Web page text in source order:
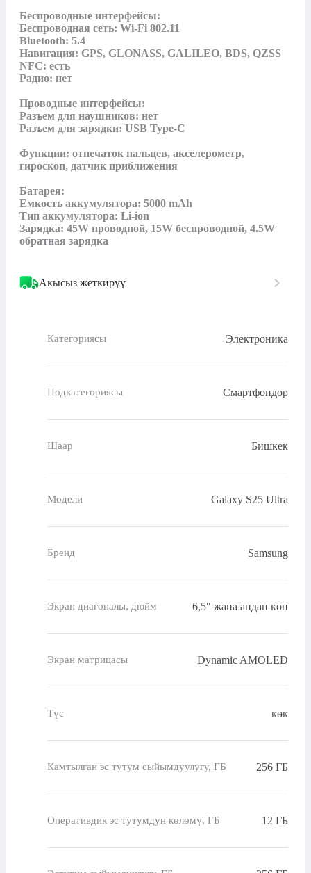
Беспроводные интерфейсы:
Беспроводная сеть: Wi-Fi 802.11
Bluetooth: 5.4
Навигация: GPS, GLONASS, GALILEO, BDS, QZSS
NFC: есть
Радио: нет
Проводные интерфейсы:
Разъем для наушников: нет
Разъем для зарядки: USB Type-C
Функции: отпечаток пальцев, акселерометр,
гироскоп, датчик приближения
Батарея:
Емкость аккумулятора: 5000 mAh
Тип аккумулятора: Li-ion
Зарядка: 45W проводной, 15W беспроводной, 4.5W
обратная зарядка
Акысыз жеткирүү
Категориясы Электроника
Подкатегориясы Смартфондор
Шаар Бишкек
Модели Galaxy S25 Ultra
Бренд Samsung
Экран диагоналы, дюйм 6,5" жана андан көп
Экран матрицасы Dynamic AMOLED
Түс көк
Камтылган эс тутум сыйымдуулугу, ГБ 256 ГБ
Оперативдик эс тутумдун көлөмү, ГБ 12 ГБ